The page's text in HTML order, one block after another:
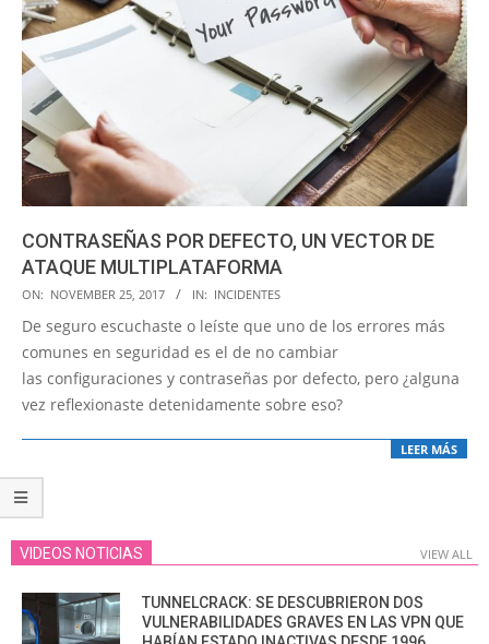
CONTRASEÑAS POR DEFECTO, UN VECTOR DE
ATAQUE MULTIPLATAFORMA
2017-
11-
ON: NOVEMBER 25, 2017 IN: INCIDENTES
De seguro escuchaste o leíste que uno de los errores más
comunes en seguridad es el de no cambiar
las configuraciones y contraseñas por defecto, pero ¿alguna
vez reflexionaste detenidamente sobre eso?
LEER MÁS
VIDEOS NOTICIAS VIEW ALL
TUNNELCRACK: SE DESCUBRIERON DOS
VULNERABILIDADES GRAVES EN LAS VPN QUE